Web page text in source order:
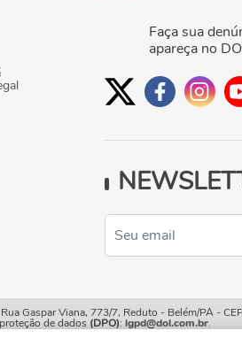
Faça sua
apareça no
Gaspar Viana, 773/7, Reduto - Belém/PA -
de dados (DPO): lgpd@dol.com.br.